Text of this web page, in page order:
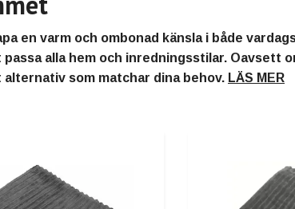
en varm och ombonad känsla i både
alla hem och inredningsstilar. Oavsett
som matchar dina behov. LÄS MER